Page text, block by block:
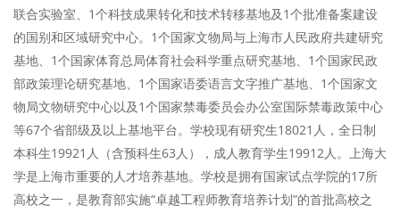
联合实验室、1个科技成果转化和技术转移基地及1个批准备案建设
的国别和区域研究中心。1个国家文物局与上海市人民政府共建研究
基地、1个国家体育总局体育社会科学重点研究基地、1个国家民政
部政策理论研究基地、1个国家语委语言文字推广基地、1个国家文
物局文物研究中心以及1个国家禁毒委员会办公室国际禁毒政策中心
等67个省部级及以上基地平台。学校现有研究生18021人，全日制
本科生19921人（含预科生63人），成人教育学生19912人。上海大
学是上海市重要的人才培养基地。学校是拥有国家试点学院的17所
高校之一，是教育部实施“卓越工程师教育培养计划”的首批高校之